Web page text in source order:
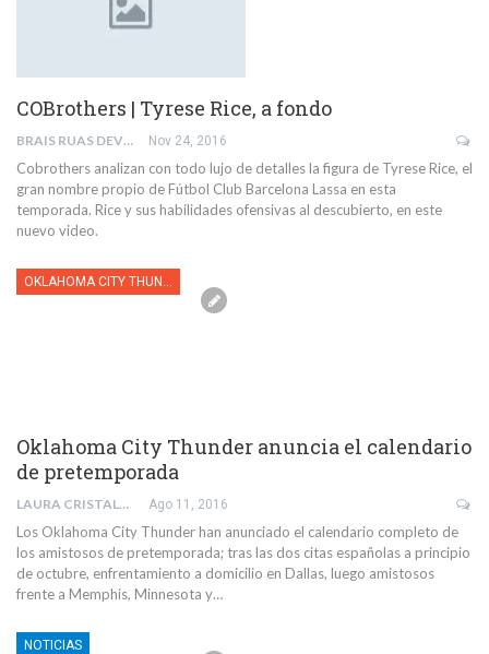
COBrothers | Tyrese Rice, a fondo
BRAIS RUAS DEVESA Nov 24, 2016
Cobrothers analizan con todo lujo de detalles la figura de Tyrese Rice, el
gran nombre propio de Fútbol Club Barcelona Lassa en esta
temporada. Rice y sus habilidades ofensivas al descubierto, en este
nuevo video.
OKLAHOMA CITY THUNDER
Oklahoma City Thunder anuncia el calendario
de pretemporada
LAURA CRISTALDI Ago 11, 2016
Los Oklahoma City Thunder han anunciado el calendario completo de
los amistosos de pretemporada; tras las dos citas españolas a principio
de octubre, enfrentamiento a domicilio en Dallas, luego amistosos
frente a Memphis, Minnesota y…
NOTICIAS